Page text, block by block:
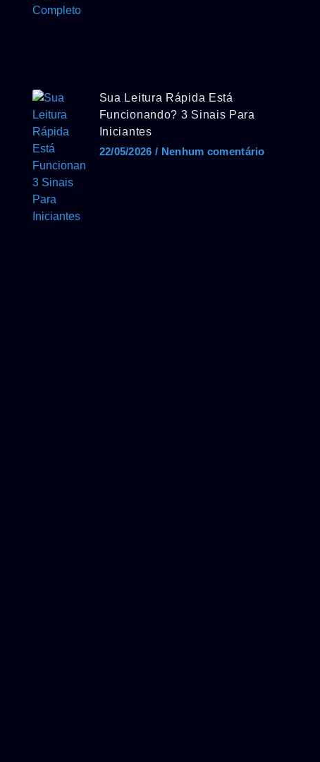
Sua Leitura Rápida Está
Funcionando? 3 Sinais Para
Iniciantes
22/05/2026
Nenhum comentário